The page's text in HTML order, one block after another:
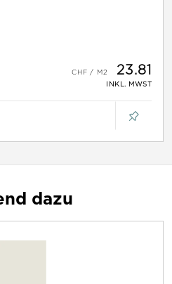
23.81
INKL. MWST
dazu